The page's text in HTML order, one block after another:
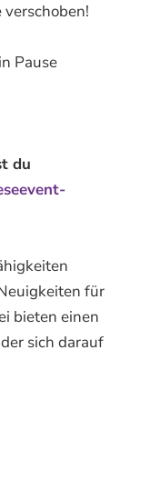
Pause
du
für
bieten einen
sich darauf